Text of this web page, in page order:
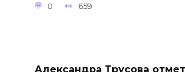
0 659
Александра Трусова